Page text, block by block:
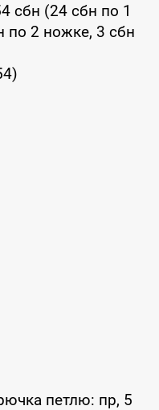
сбн (24 сбн по 1
по 2 ножке, 3 сбн
петлю: пр, 5